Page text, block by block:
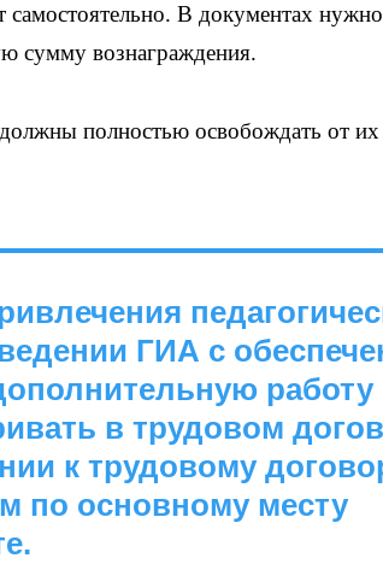
В документах
сумму вознаграждения.
полностью освобождать от их
ГИА с
работу
в трудовом
к трудовому
по основному месту